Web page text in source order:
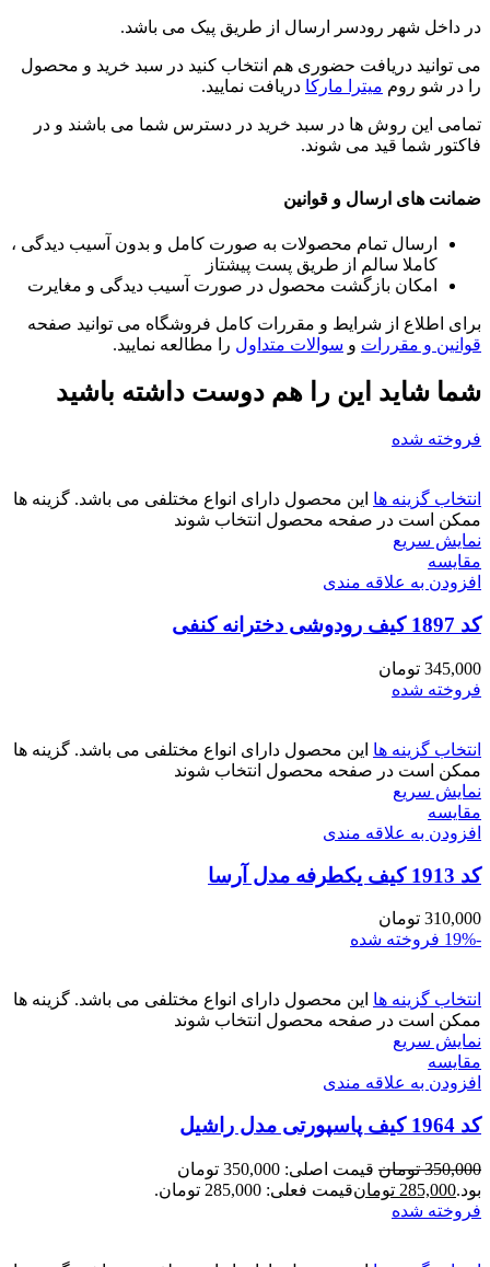
در داخل شهر رودسر ارسال از طریق پیک می باشد.
می توانید دریافت حضوری هم انتخاب کنید در سبد خرید و محصول
را در شو روم میترا مارکا دریافت نمایید.
تمامی این روش ها در سبد خرید در دسترس شما می باشند و در
فاکتور شما قید می شوند.
ضمانت های ارسال و قوانین
ارسال تمام محصولات به صورت کامل و بدون آسیب دیدگی ،
کاملا سالم از طریق پست پیشتاز
امکان بازگشت محصول در صورت آسیب دیدگی و مغایرت
برای اطلاع از شرایط و مقررات کامل فروشگاه می توانید صفحه
قوانین و مقررات و سوالات متداول را مطالعه نمایید.
شما شاید این را هم دوست داشته باشید
فروخته شده
انتخاب گزینه ها این محصول دارای انواع مختلفی می باشد. گزینه ها
ممکن است در صفحه محصول انتخاب شوند
نمایش سریع
مقايسه
افزودن به علاقه مندی
کد 1897 کیف رودوشی دخترانه کنفی
345,000 تومان
فروخته شده
انتخاب گزینه ها این محصول دارای انواع مختلفی می باشد. گزینه ها
ممکن است در صفحه محصول انتخاب شوند
نمایش سریع
مقايسه
افزودن به علاقه مندی
کد 1913 کیف یکطرفه مدل آرسا
310,000 تومان
-19%
فروخته شده
انتخاب گزینه ها این محصول دارای انواع مختلفی می باشد. گزینه ها
ممکن است در صفحه محصول انتخاب شوند
نمایش سریع
مقايسه
افزودن به علاقه مندی
کد 1964 کیف پاسپورتی مدل راشیل
350,000 تومان
قیمت اصلی: 350,000 تومان
بود.285,000 تومانقیمت فعلی: 285,000 تومان.
فروخته شده